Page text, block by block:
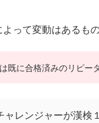
って変動はあるもの
既に合格済みのリピー
ャレンジャーが漢検